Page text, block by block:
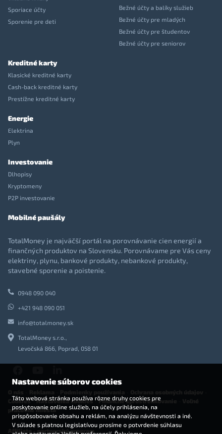
Sporiace účty
Sporenie pre deti
Bežné účty a balíky služieb
Bežné účty pre mladých
Bežné účty pre študentov
Bežné účty pre seniorov
Kreditné karty
Klasické kreditné karty
Cash-back kreditné karty
Prestížne kreditné karty
Energie
Elektrina
Plyn
Investovanie
Dlhopisy
Kryptomeny
P2P investovanie
Mobilné paušály
TotalMoney je najväčší portál na porovnávanie cien energií a
finančných produktov na Slovensku. Porovnávame pre Vás ceny
elektriny, plynu, bankové produkty, nebankové produkty,
stavebné sporenie a poistenie.
0948 090 040
+421 948 090 051
info@totalmoney.sk
TotalMoney s.r.o.,
Levočská 866, Poprad, 058 01
Cookies-Nastavenia cookies -Finančné sprostredkovanie
pracovné miesta
Affiliate - partnerský program
Nastavenie súborov cookies
Táto webová stránka používa rôzne druhy cookies pre
poskytovanie online služieb, na účely prihlásenia, na
prispôsobovanie obsahu a reklám, na analýzu návštevnosti a iné.
V súlade s platnou legislatívou prosíme o potvrdenie súhlasu